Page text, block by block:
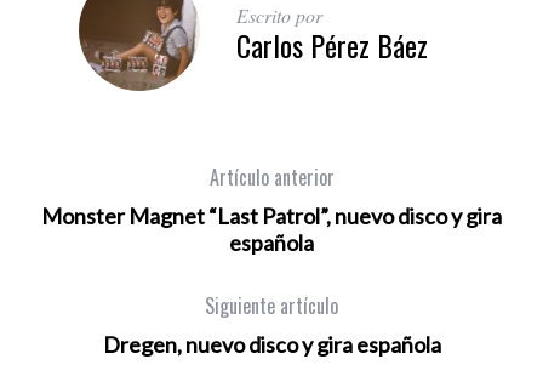
Escrito por
Carlos Pérez Báez
Artículo anterior
Monster Magnet “Last Patrol”, nuevo disco y gira
española
Siguiente artículo
Dregen, nuevo disco y gira española